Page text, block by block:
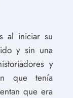
al iniciar su
y sin una
y
que tenía
que era